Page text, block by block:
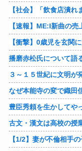
【速報】ME:I新曲の
播磨赤松氏について語
３～１５世紀に文明が
なぜ本能寺の変で織田
豊臣秀頼を生かしてや
古文・漢文は高校の授